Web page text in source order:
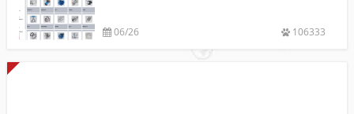
06/26 106333